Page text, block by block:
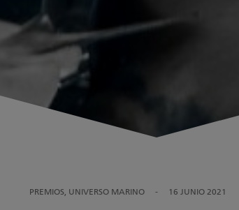
PREMIOS, UNIVERSO MARINO - 16 JUNIO 2021